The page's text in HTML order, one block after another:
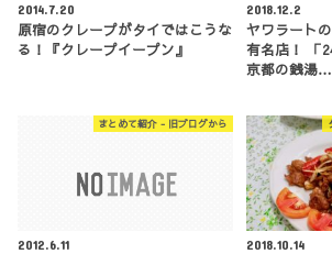
2014.7.20
原宿のクレープがタイではこうな
る！『クレープイープン』
2018.12.2
ヤワラート
有名店！ 「
京都の銭湯…
まとめて紹介 - 旧ブログから
2012.6.11 2018.10.14